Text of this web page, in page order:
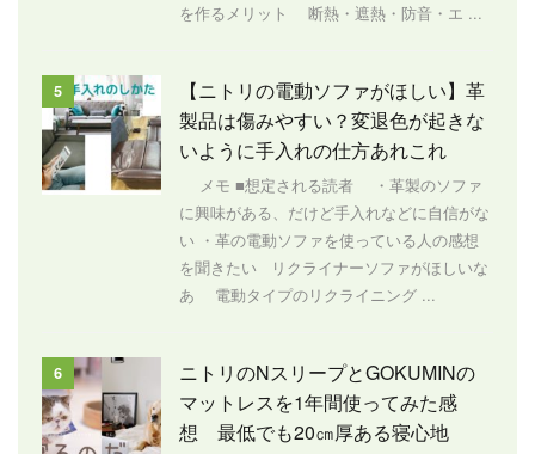
を作るメリット 断熱・遮熱・防音・エ ...
5
【ニトリの電動ソファがほしい】革
製品は傷みやすい？変退色が起きな
いように手入れの仕方あれこれ
メモ ■想定される読者 ・革製のソファ
に興味がある、だけど手入れなどに自信がな
い ・革の電動ソファを使っている人の感想
を聞きたい リクライナーソファがほしいな
あ 電動タイプのリクライニング ...
6
ニトリのNスリープとGOKUMINの
マットレスを1年間使ってみた感
想 最低でも20㎝厚ある寝心地